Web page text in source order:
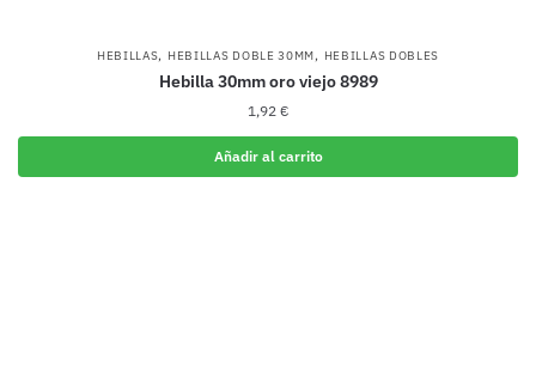
HEBILLAS, HEBILLAS DOBLE 30MM, HEBILLAS DOBLES
Hebilla 30mm oro viejo 8989
1,92 €
Añadir al carrito